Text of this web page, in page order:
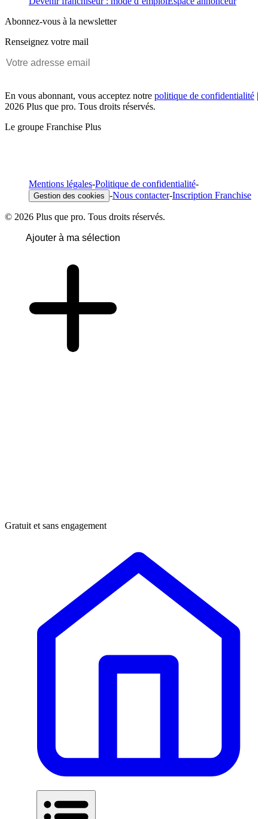
Abonnez-vous à la newsletter
Renseignez votre mail
En vous abonnant, vous acceptez notre politique de confidentialité |
2026 Plus que pro. Tous droits réservés.
Le groupe Franchise Plus
Mentions légales-Politique de confidentialité-
Gestion des cookies -Nous contacter-Inscription Franchise
© 2026 Plus que pro. Tous droits réservés.
Ajouter à ma sélection
Gratuit et sans engagement